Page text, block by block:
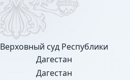
Верховный суд Республики
Дагестан
Дагестан